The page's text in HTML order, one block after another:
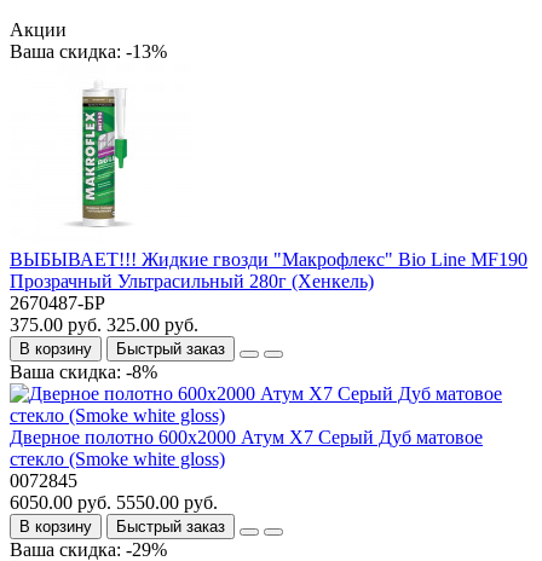
Акции
Ваша скидка: -13%
ВЫБЫВАЕТ!!! Жидкие гвозди "Макрофлекс" Bio Line MF190
Прозрачный Ультрасильный 280г (Хенкель)
2670487-БР
375.00 руб. 325.00 руб.
В корзину Быстрый заказ
Ваша скидка: -8%
Дверное полотно 600x2000 Атум Х7 Серый Дуб матовое
стекло (Smoke white gloss)
0072845
6050.00 руб. 5550.00 руб.
В корзину Быстрый заказ
Ваша скидка: -29%